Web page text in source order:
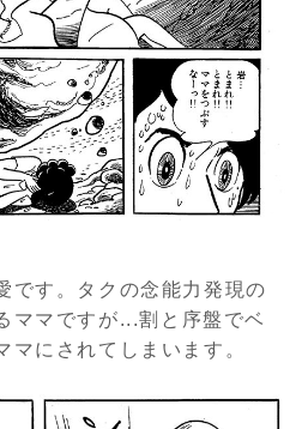
です。タクの念能力発現の
ママですが...割と序盤でベ
マにされてしまいます。